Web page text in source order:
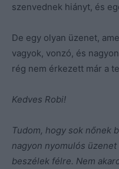
szenvednek hiányt, és
De egy olyan üzenet,
vagyok, vonzó, és
rég nem érkezett már a
Kedves Robi!
Tudom, hogy sok nőnek
nagyon nyomulós
beszélek félre. Nem